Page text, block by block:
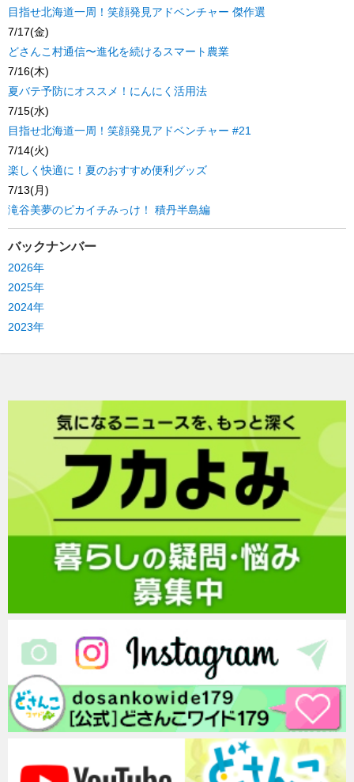
目指せ北海道一周！笑顔発見アドベンチャー 傑作選
7/17(金)
どさんこ村通信〜進化を続けるスマート農業
7/16(木)
夏バテ予防にオススメ！にんにく活用法
7/15(水)
目指せ北海道一周！笑顔発見アドベンチャー #21
7/14(火)
楽しく快適に！夏のおすすめ便利グッズ
7/13(月)
滝谷美夢のピカイチみっけ！ 積丹半島編
バックナンバー
2026年
2025年
2024年
2023年